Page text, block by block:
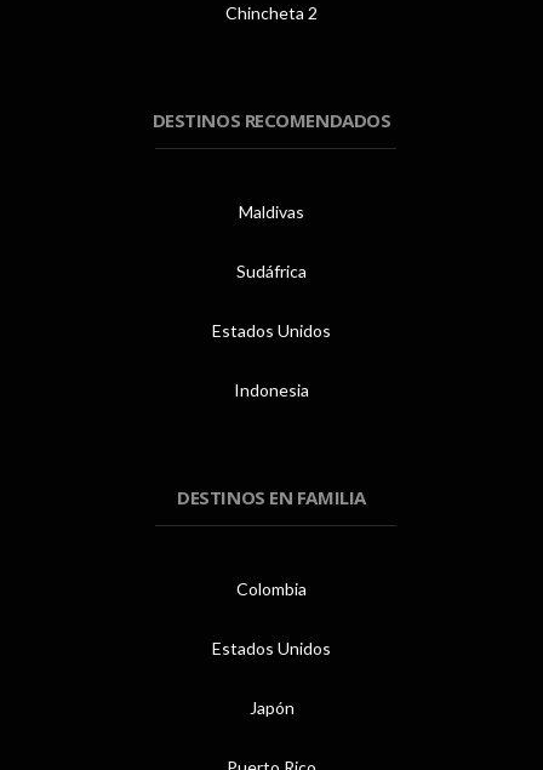
Chincheta 2
DESTINOS RECOMENDADOS
Maldivas
Sudáfrica
Estados Unidos
Indonesia
DESTINOS EN FAMILIA
Colombia
Estados Unidos
Japón